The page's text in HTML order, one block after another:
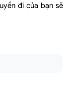
đi của bạn sẽ